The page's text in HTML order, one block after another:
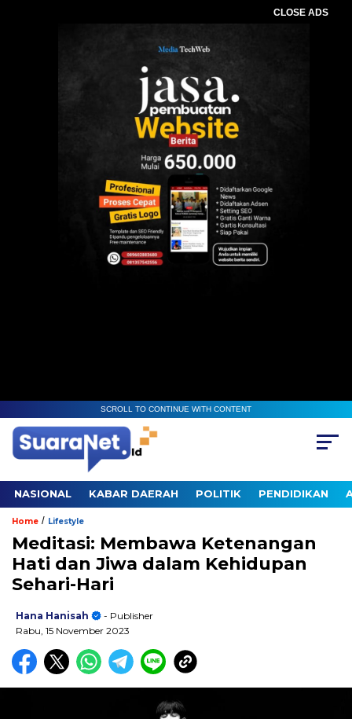
CLOSE ADS
SCROLL TO CONTINUE WITH CONTENT
NASIONAL KABAR DAERAH POLITIK PENDIDIKAN
Home / Lifestyle
Meditasi: Membawa Ketenangan
Hati dan Jiwa dalam Kehidupan
Sehari-Hari
Hana Hanisah
- Publisher
Rabu, 15 November 2023